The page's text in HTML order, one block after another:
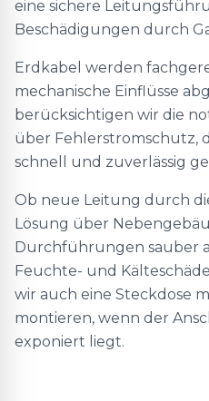
eine sichere
Beschädigungen durch
Erdkabel werden
mechanische Einflüsse
berücksichtigen wir die
über Fehlerstromschutz,
schnell und zuverlässig
Ob neue Leitung durch
Lösung über
Durchführungen sauber
Feuchte- und
wir auch eine Steckdose
montieren, wenn der
exponiert liegt.